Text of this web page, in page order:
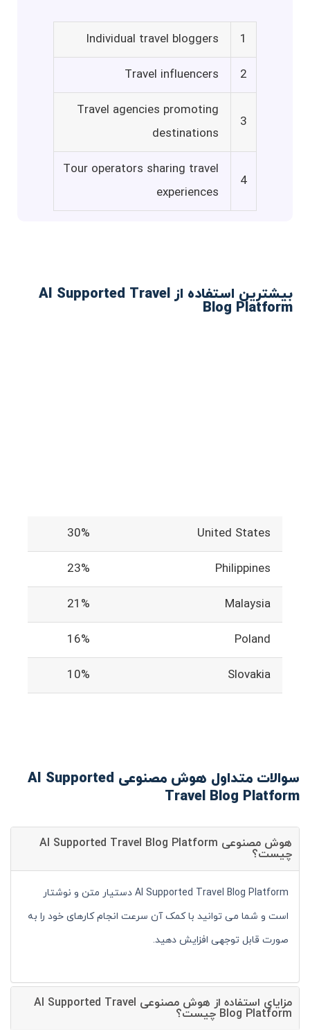
1
Individual travel bloggers
2
Travel influencers
3
Travel agencies promoting
destinations
4
Tour operators sharing travel
experiences
بیشترین استفاده از AI Supported Travel
Blog Platform
United States
30%
Philippines
23%
Malaysia
21%
Poland
16%
Slovakia
10%
سوالات متداول هوش مصنوعی AI Supported
Travel Blog Platform
هوش مصنوعی AI Supported Travel Blog Platform
چیست؟
AI Supported Travel Blog Platform دستیار متن و نوشتار
است و شما می توانید با کمک آن سرعت انجام کارهای خود را به
صورت قابل توجهی افزایش دهید.
مزایای استفاده از هوش مصنوعی AI Supported Travel
Blog Platform چیست؟